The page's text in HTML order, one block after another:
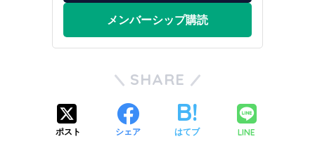
メンバーシップ購読
SHARE
ポスト シェア はてブ LINE